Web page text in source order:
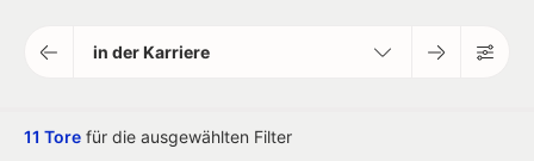
in der Karriere
11 Tore für die ausgewählten Filter